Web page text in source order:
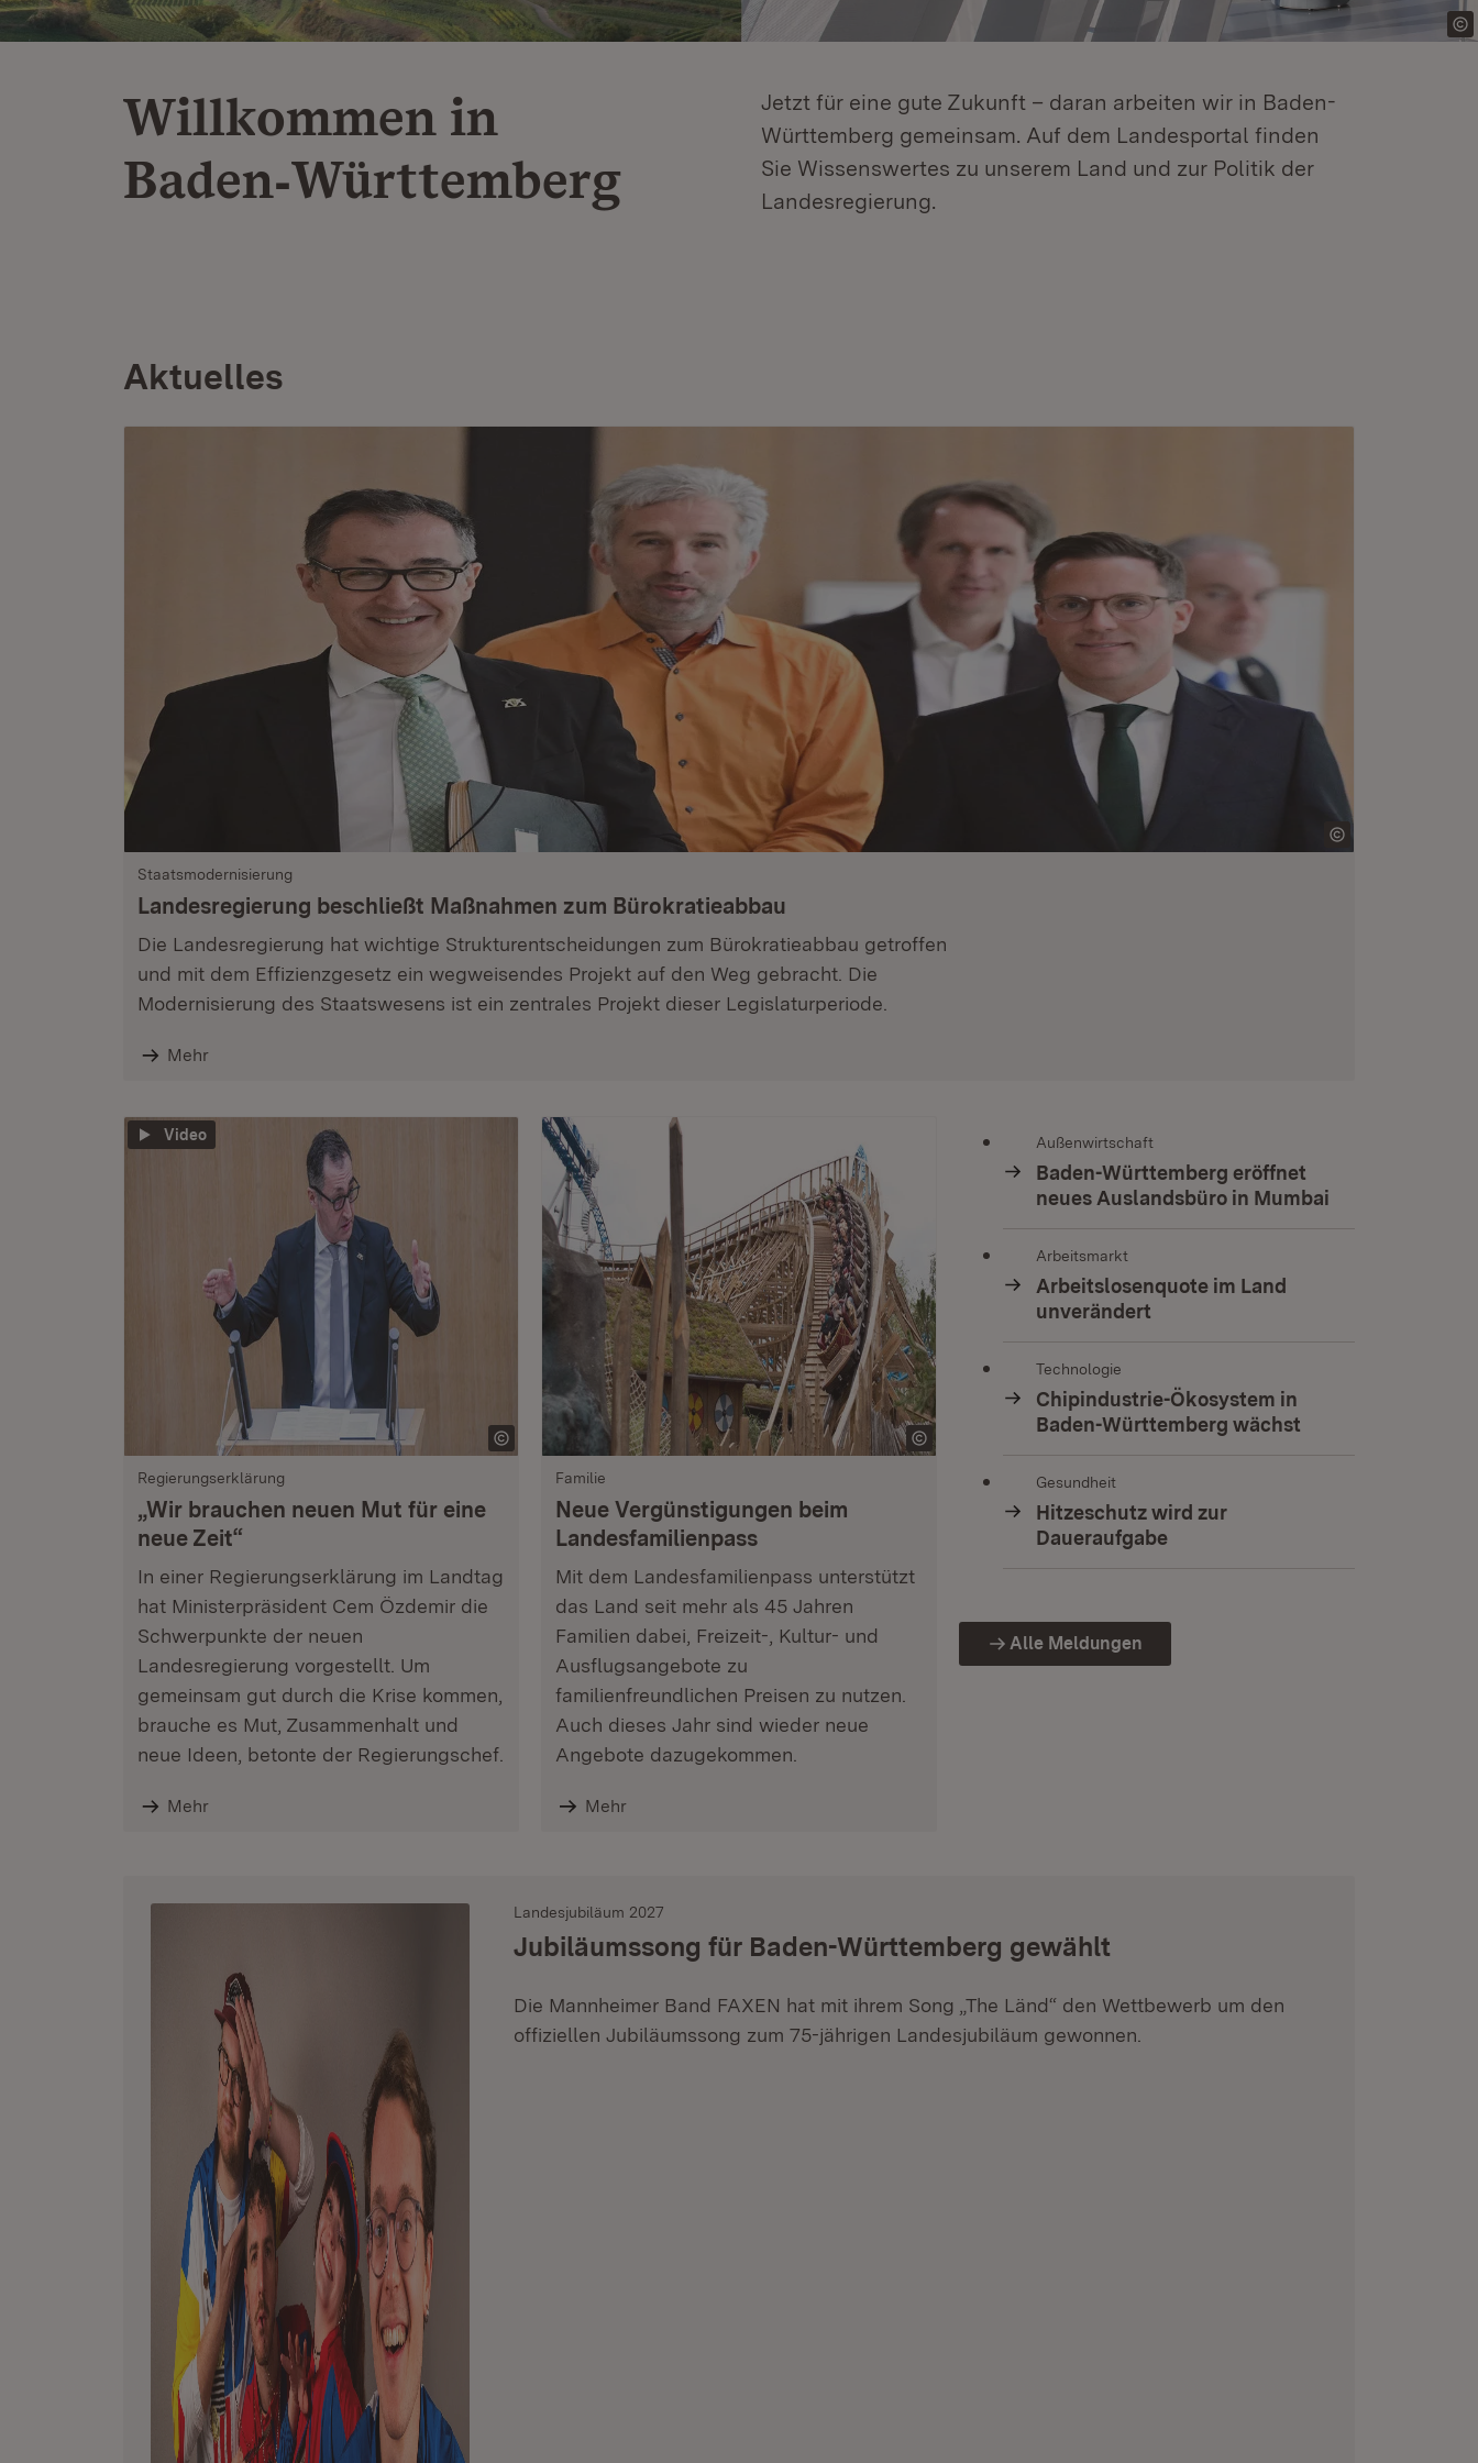
Willkommen in
Baden‑Württemberg
Jetzt für eine gute Zukunft – daran arbeiten wir in Baden-
Württemberg gemeinsam. Auf dem Landesportal finden
Sie Wissenswertes zu unserem Land und zur Politik der
Landesregierung.
Aktuelles
Staatsmodernisierung
Landesregierung beschließt Maßnahmen zum Bürokratieabbau
Die Landesregierung hat wichtige Strukturentscheidungen zum Bürokratieabbau getroffen
und mit dem Effizienzgesetz ein wegweisendes Projekt auf den Weg gebracht. Die
Modernisierung des Staatswesens ist ein zentrales Projekt dieser Legislaturperiode.
Mehr
Video
Regierungserklärung
„Wir brauchen neuen Mut für eine
neue Zeit“
In einer Regierungserklärung im Landtag
hat Ministerpräsident Cem Özdemir die
Schwerpunkte der neuen
Landesregierung vorgestellt. Um
gemeinsam gut durch die Krise kommen,
brauche es Mut, Zusammenhalt und
neue Ideen, betonte der Regierungschef.
Mehr
Familie
Neue Vergünstigungen beim
Landesfamilienpass
Mit dem Landesfamilienpass unterstützt
das Land seit mehr als 45 Jahren
Familien dabei, Freizeit-, Kultur- und
Ausflugsangebote zu
familienfreundlichen Preisen zu nutzen.
Auch dieses Jahr sind wieder neue
Angebote dazugekommen.
Mehr
Außenwirtschaft
Baden-Württemberg eröffnet
neues Auslandsbüro in Mumbai
Arbeitsmarkt
Arbeitslosenquote im Land
unverändert
Technologie
Chipindustrie-Ökosystem in
Baden-Württemberg wächst
Gesundheit
Hitzeschutz wird zur
Daueraufgabe
Alle Meldungen
Landesjubiläum 2027
Jubiläumssong für Baden-Württemberg gewählt
Die Mannheimer Band FAXEN hat mit ihrem Song „The Länd“ den Wettbewerb um den
offiziellen Jubiläumssong zum 75-jährigen Landesjubiläum gewonnen.